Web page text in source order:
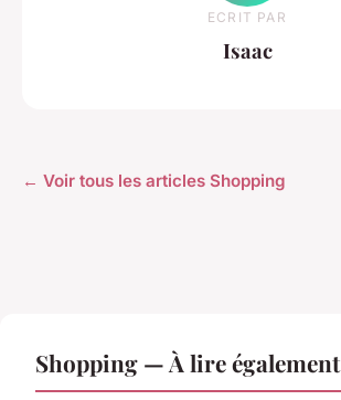
ECRIT PAR
Isaac
← Voir tous les articles Shopping
Shopping — À lire également